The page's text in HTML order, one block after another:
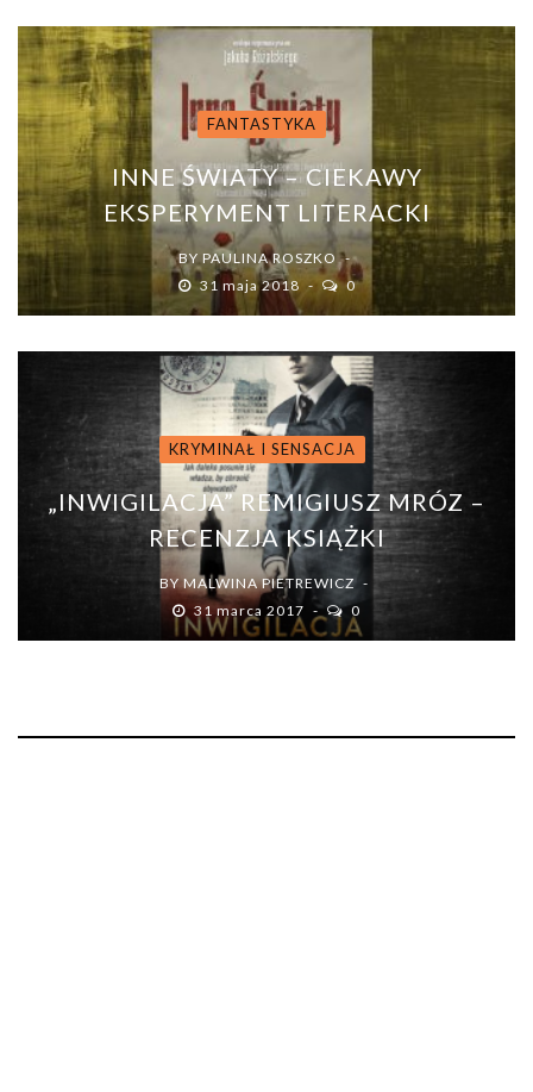
FANTASTYKA
INNE ŚWIATY – CIEKAWY
EKSPERYMENT LITERACKI
BY PAULINA ROSZKO
31 maja 2018
0
KRYMINAŁ I SENSACJA
„INWIGILACJA” REMIGIUSZ MRÓZ –
RECENZJA KSIĄŻKI
BYMALWINA PIETREWICZ
31 marca 2017
0